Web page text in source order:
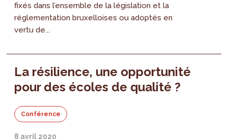
fixés dans l’ensemble de la législation et la
réglementation bruxelloises ou adoptés en
vertu de...
La résilience, une opportunité
pour des écoles de qualité ?
Conférence
8 avril 2020